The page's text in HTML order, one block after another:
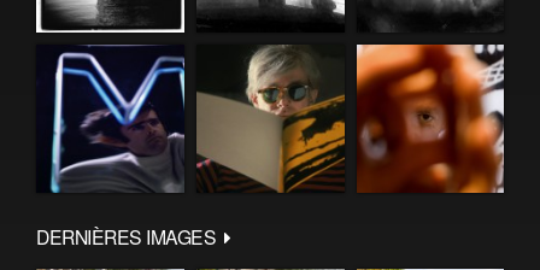
DERNIÈRES IMAGES